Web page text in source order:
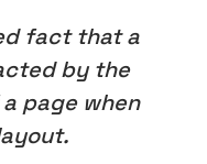
fact that a
by the
page when